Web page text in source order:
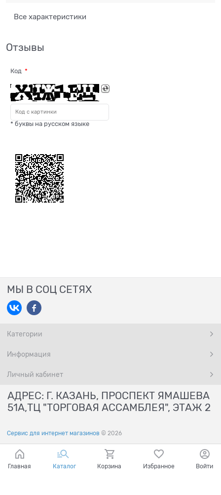
Все характеристики
Отзывы
Код
* буквы на русском языке
МЫ В СОЦ СЕТЯХ
Категории
Информация
Личный кабинет
АДРЕС: Г. КАЗАНЬ, ПРОСПЕКТ ЯМАШЕВА
51А,ТЦ "ТОРГОВАЯ АССАМБЛЕЯ", ЭТАЖ 2
Сервис для интернет магазинов © 2026
Главная Каталог Корзина Избранное Войти